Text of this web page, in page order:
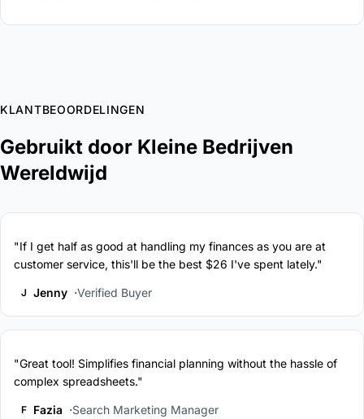
KLANTBEOORDELINGEN
Gebruikt door Kleine Bedrijven
Wereldwijd
"If I get half as good at handling my finances as you are at
customer service, this'll be the best $26 I've spent lately."
J Jenny Verified Buyer
"Great tool! Simplifies financial planning without the hassle of
complex spreadsheets."
F Fazia Search Marketing Manager